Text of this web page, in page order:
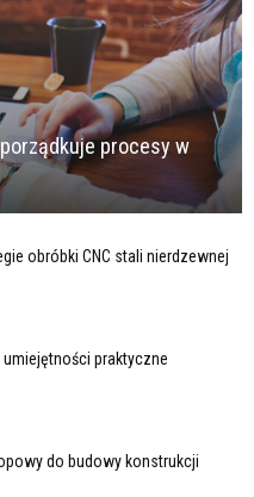
procesy w
obróbki CNC stali nierdzewnej
praktyczne
do budowy konstrukcji